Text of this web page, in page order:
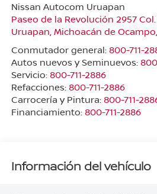
Nissan Autocom Uruapan
Paseo de la Revolución 2957
Uruapan, Michoacán de Ocampo
Conmutador general: 800-711-
Autos nuevos y Seminuevos:
Servicio: 800-711-2886
Refacciones: 800-711-2886
Carrocería y Pintura: 800-711-
Financiamiento: 800-711-2886
Información del vehículo